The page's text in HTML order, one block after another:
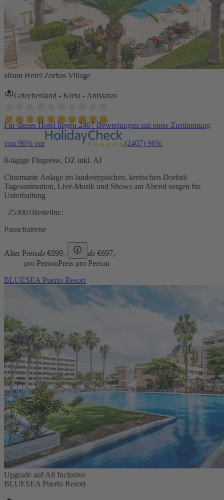
allsun Hotel Zorbas Village
Griechenland - Kreta - Anissaras
Für dieses Hotel liegen 2407 Bewertungen mit einer Zustimmung
von 96% vor (2407) 96%
8-tägige Flugreise, DZ inkl. AI
Charmante Anlage im landestypischen, kretischen Dorfstil
Tagesanimation, Live-Musik und Shows am Abend sorgen für
Unterhaltung
253001 Bestellnr.:
Pauschalreise
Alter Preisab €899,- ab €697,-
pro PersonPreis pro Person
BLUESEA Puerto Resort
Upgrade auf All Inclusive
BLUESEA Puerto Resort